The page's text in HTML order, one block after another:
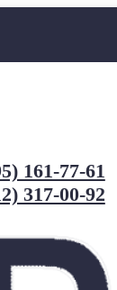
161-77-61
317-00-92